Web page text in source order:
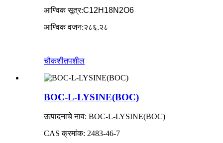
आण्विक सूत्र:C12H18N2O6
आण्विक वजन:२८६.२८
चौकशीतपशील
BOC-L-LYSINE(BOC)
उत्पादनाचे नाव: BOC-L-LYSINE(BOC)
CAS क्रमांक: 2483-46-7